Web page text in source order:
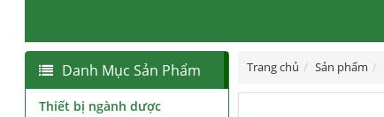
Trang chủ Sản phẩm
Danh Mục Sản Phẩm
Thiết bị ngành dược